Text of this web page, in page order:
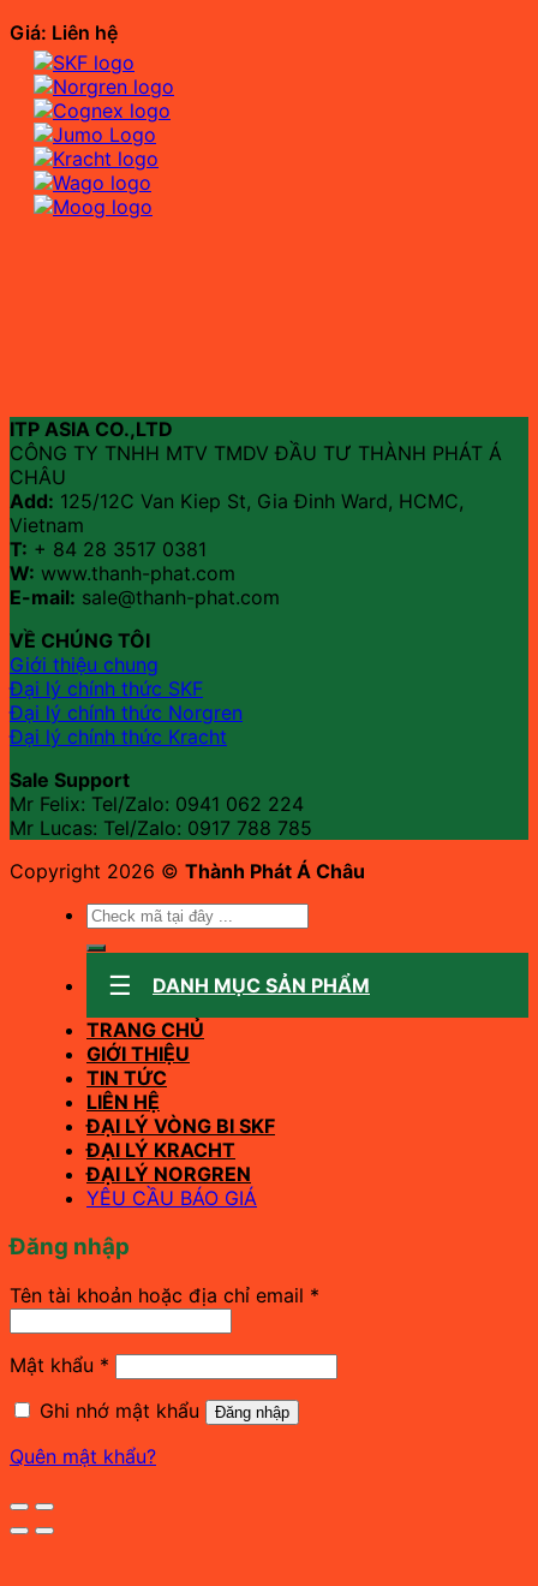
Giá: Liên hệ
ITP ASIA CO.,LTD
CÔNG TY TNHH MTV TMDV ĐẦU TƯ THÀNH PHÁT Á
CHÂU
Add: 125/12C Van Kiep St, Gia Đinh Ward, HCMC,
Vietnam
T: + 84 28 3517 0381
W: www.thanh-phat.com
E-mail: sale@thanh-phat.com
VỀ CHÚNG TÔI
Giới thiệu chung
Đại lý chính thức SKF
Đại lý chính thức Norgren
Đại lý chính thức Kracht
Sale Support
Mr Felix: Tel/Zalo: 0941 062 224
Mr Lucas: Tel/Zalo: 0917 788 785
Copyright 2026 © Thành Phát Á Châu
Tìm
DANH MỤC SẢN PHẨM
TRANG CHỦ
GIỚI THIỆU
TIN TỨC
LIÊN HỆ
ĐẠI LÝ VÒNG BI SKF
ĐẠI LÝ KRACHT
ĐẠI LÝ NORGREN
YÊU CẦU BÁO GIÁ
Đăng nhập
Tên tài khoản hoặc địa chỉ email *
Mật khẩu * Bắt
buộc
Ghi nhớ mật khẩu
Đăng nhập
Quên mật khẩu?